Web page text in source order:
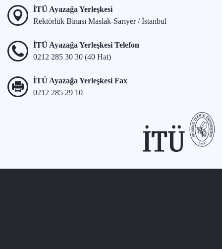
İTÜ Ayazağa Yerleşkesi
Rektörlük Binası Maslak-Sarıyer / İstanbul
İTÜ Ayazağa Yerleşkesi Telefon
0212 285 30 30 (40 Hat)
İTÜ Ayazağa Yerleşkesi Fax
0212 285 29 10